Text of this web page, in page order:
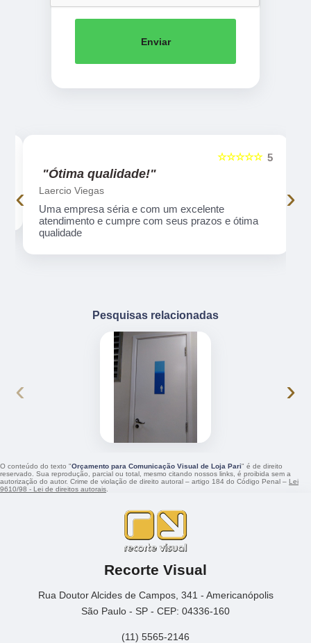
Enviar
5
☆☆☆☆☆
"Ótima qualidade!"
Laercio Viegas
Uma empresa séria e com um excelente
atendimento e cumpre com seus prazos e ótima
qualidade
‹ ›
Pesquisas relacionadas
‹ ›
O conteúdo do texto "Orçamento para Comunicação Visual de Loja Pari" é de direito
reservado. Sua reprodução, parcial ou total, mesmo citando nossos links, é proibida sem a
autorização do autor. Crime de violação de direito autoral – artigo 184 do Código Penal – Lei
9610/98 - Lei de direitos autorais
Recorte Visual
Rua Doutor Alcides de Campos, 341 - Americanópolis
São Paulo - SP - CEP: 04336-160
(11) 5565-2146